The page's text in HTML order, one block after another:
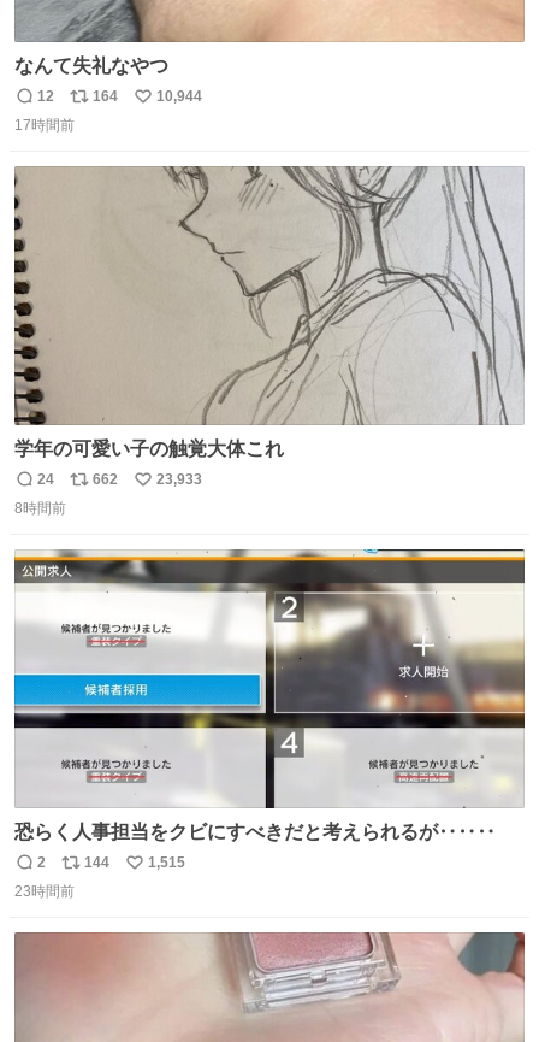
なんて失礼なやつ
返
信
12
リ
ポ
164
い
10,944
17時間前
学年の可愛い子の触覚大体これ
返
信
24
リ
ト
数
662
い
数
23,933
8時間前
恐らく人事担当をクビにすべきだと考えられるが‥‥‥
返
信
2
リ
ポ
144
い
1,515
23時間前